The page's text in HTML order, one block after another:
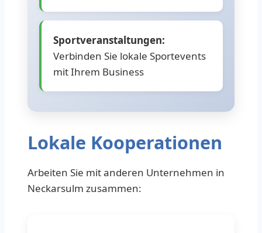
Sportveranstaltungen:
Verbinden Sie lokale Sportevents
mit Ihrem Business
Lokale Kooperationen
Arbeiten Sie mit anderen Unternehmen in
Neckarsulm zusammen: